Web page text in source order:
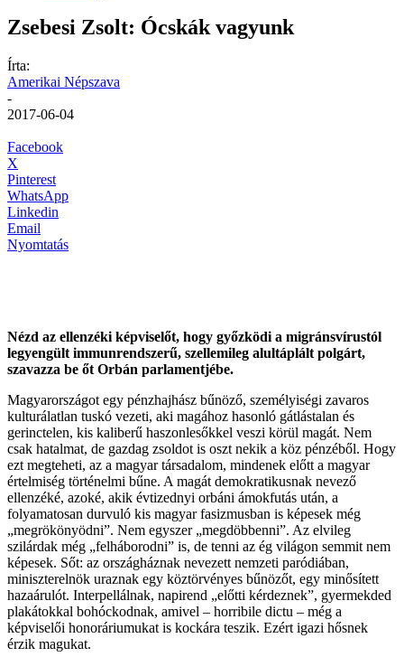
Zsebesi Zsolt: Ócskák vagyunk
Írta:
Amerikai Népszava
-
2017-06-04
Facebook
X
Pinterest
WhatsApp
Linkedin
Email
Nyomtatás
Nézd az ellenzéki képviselőt, hogy győzködi a migránsvírustól
legyengült immunrendszerű, szellemileg alultáplált polgárt,
szavazza be őt Orbán parlamentjébe.
Magyarországot egy pénzhajhász bűnöző, személyiségi zavaros
kulturálatlan tuskó vezeti, aki magához hasonló gátlástalan és
gerinctelen, kis kaliberű haszonlesőkkel veszi körül magát. Nem
csak hatalmat, de gazdag zsoldot is oszt nekik a köz pénzéből. Hogy
ezt megteheti, az a magyar társadalom, mindenek előtt a magyar
értelmiség történelmi bűne. A magát demokratikusnak nevező
ellenzéké, azoké, akik évtizednyi orbáni ámokfutás után, a
folyamatosan durvuló kis magyar fasizmusban is képesek még
„megrökönyödni”. Nem egyszer „megdöbbenni”. Az elvileg
szilárdak még „felháborodni” is, de tenni az ég világon semmit nem
képesek. Sőt: az országháznak nevezett nemzeti paródiában,
miniszterelnök uraznak egy köztörvényes bűnözőt, egy minősített
hazaárulót. Interpellálnak, napirend „előtti kérdeznek”, gyermekded
plakátokkal bohóckodnak, amivel – horribile dictu – még a
képviselői honoráriumukat is kockára teszik. Ezért igazi hősnek
érzik magukat.